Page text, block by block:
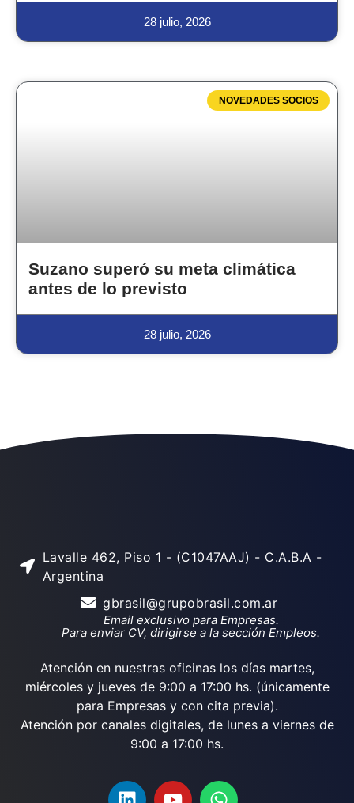
28 julio, 2026
NOVEDADES SOCIOS
Suzano superó su meta climática
antes de lo previsto
28 julio, 2026
Lavalle 462, Piso 1 - (C1047AAJ) - C.A.B.A -
Argentina
gbrasil@grupobrasil.com.ar
Email exclusivo para Empresas.
Para enviar CV, dirigirse a la sección Empleos.
Atención en nuestras oficinas los días martes,
miércoles y jueves de 9:00 a 17:00 hs. (únicamente
para Empresas y con cita previa).
Atención por canales digitales, de lunes a viernes de
9:00 a 17:00 hs.